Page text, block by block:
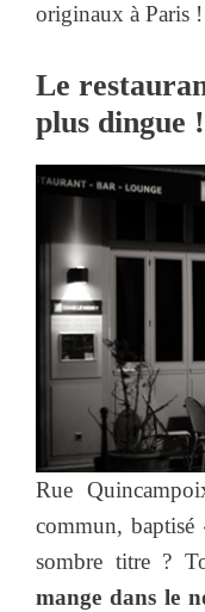
originaux à Paris !
Le
plus dingue !
Rue
commun,
sombre titre ?
mange dans le